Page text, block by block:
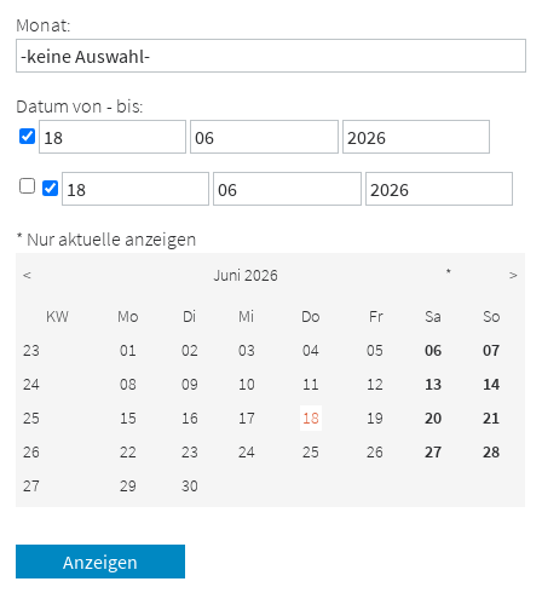
Monat:
Datum von - bis:
* Nur aktuelle anzeigen
< Juni 2026 *
>
KW
Mo Di Mi Do Fr Sa
So
23
01 02 03 04 05 06
07
24
08 09 10 11 12 13
14
25
15 16 17 18 19 20
21
26
22 23 24 25 26 27
28
27
29 30